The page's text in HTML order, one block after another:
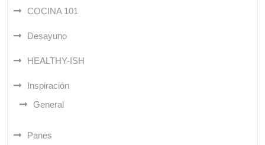
COCINA 101
Desayuno
HEALTHY-ISH
Inspiración
General
Panes